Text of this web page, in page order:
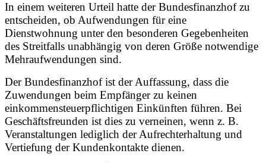
In einem weiteren Urteil hatte der Bundesfinanzhof zu
entscheiden, ob Aufwendungen für eine
Dienstwohnung unter den besonderen Gegebenheiten
des Streitfalls unabhängig von deren Größe notwendige
Mehraufwendungen sind.
Der Bundesfinanzhof ist der Auffassung, dass die
Zuwendungen beim Empfänger zu keinen
einkommensteuerpflichtigen Einkünften führen. Bei
Geschäftsfreunden ist dies zu verneinen, wenn z. B.
Veranstaltungen lediglich der Aufrechterhaltung und
Vertiefung der Kundenkontakte dienen.